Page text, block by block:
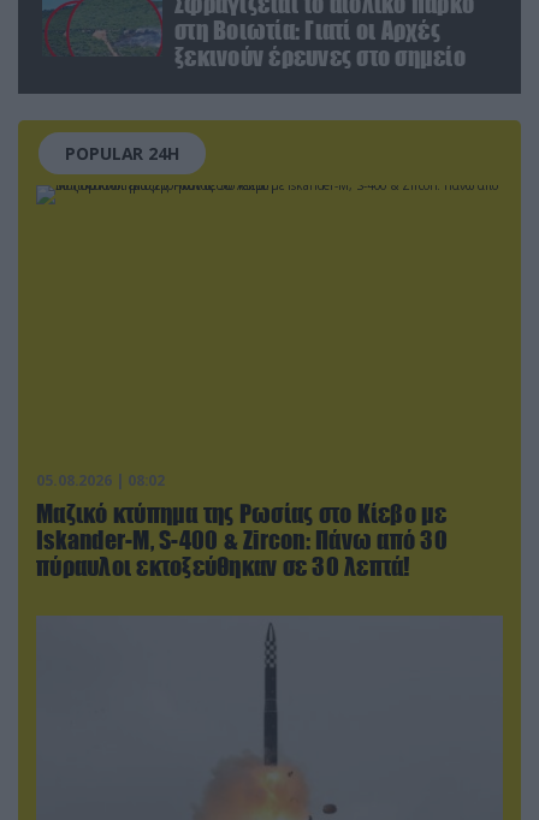
στη Βοιωτία: Γιατί οι Αρχές
ξεκινούν έρευνες στο σημείο
POPULAR 24H
05.08.2026 | 08:02
Μαζικό κτύπημα της Ρωσίας στο Κίεβο με
Iskander-Μ, S-400 & Zircon: Πάνω από 30
πύραυλοι εκτοξεύθηκαν σε 30 λεπτά!